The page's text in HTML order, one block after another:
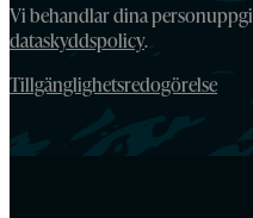
Vi behandlar dina
dataskyddspolicy.
Tillgänglighetsredogörelse